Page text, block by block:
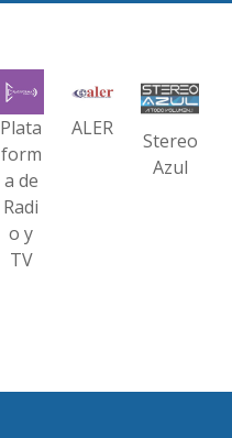
Plata
form
a de
Radi
o y
TV
ALER
Stereo
Azul